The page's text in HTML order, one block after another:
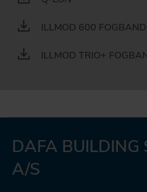
ILLMOD 600 FOGBAND
ILLMOD TRIO+
DAFA BUILDING
A/S